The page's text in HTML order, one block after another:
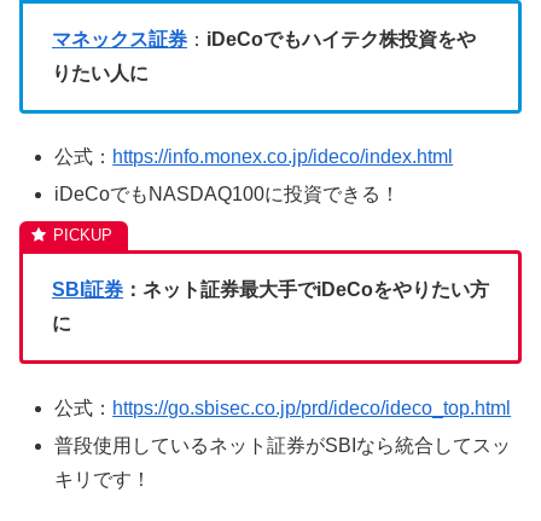
マネックス証券 ： iDeCoでもハイテク株投資をや
りたい人に
公式： https://info.monex.co.jp/ideco/index.html
iDeCoでもNASDAQ100に投資できる！
SBI証券 ：ネット証券最大手でiDeCoをやりたい方
に
公式： https://go.sbisec.co.jp/prd/ideco/ideco_top.html
普段使用しているネット証券がSBIなら統合してスッ
キリです！